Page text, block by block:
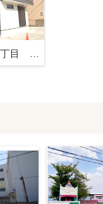
海老名市社家３丁目 新築戸建て 全１棟 【仲介手数料無料】